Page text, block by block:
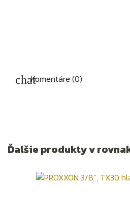
Komentáre (0)
Ďalšie produkty v